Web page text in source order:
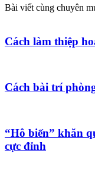
Bài viết cùng chuyên
Cách làm thiệp
Cách bài trí
“Hô biến” khăn
cực đỉnh